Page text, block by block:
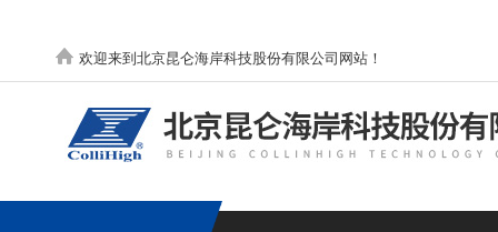
欢迎来到北京昆仑海岸科技股份有限公司网站！